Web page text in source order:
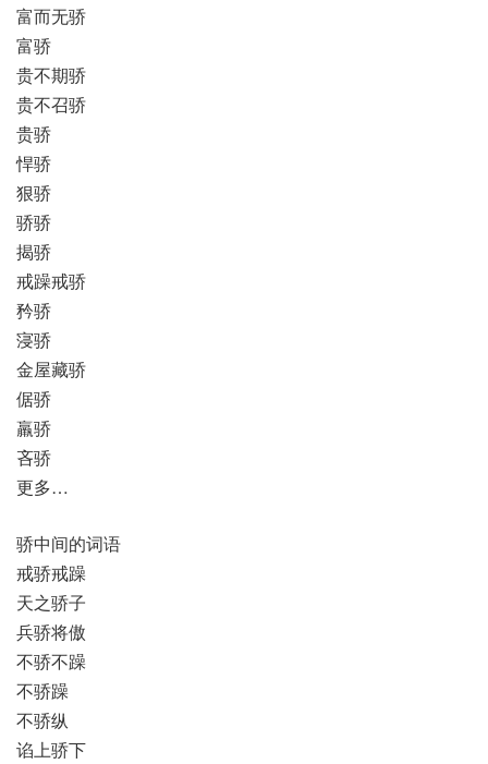
富而无骄
富骄
贵不期骄
贵不召骄
贵骄
悍骄
狠骄
骄骄
揭骄
戒躁戒骄
矜骄
寖骄
金屋藏骄
倨骄
羸骄
吝骄
更多…
骄中间的词语
戒骄戒躁
天之骄子
兵骄将傲
不骄不躁
不骄躁
不骄纵
谄上骄下